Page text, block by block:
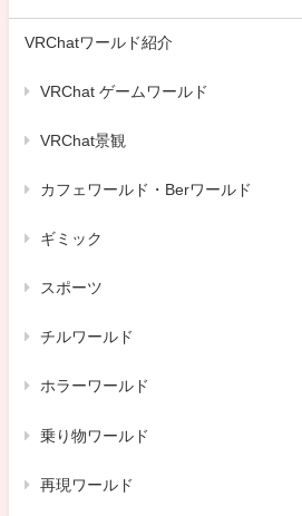
VRChatワールド紹介
VRChat ゲームワールド
VRChat景観
カフェワールド・Berワールド
ギミック
スポーツ
チルワールド
ホラーワールド
乗り物ワールド
再現ワールド